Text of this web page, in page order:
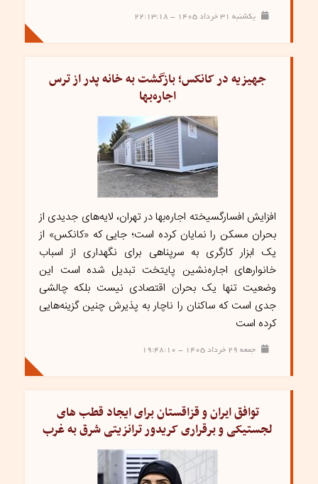
یکشنبه ۳۱ خرداد ۱۴۰۵ - ۲۲:۱۳:۱۸
جهیزیه در کانکس؛ بازگشت به خانه پدر از ترس
اجاره‌بها
افزایش افسارگسیخته اجاره‌بها در تهران، لایه‌های جدیدی از
بحران مسکن را نمایان کرده است؛ جایی که «کانکس» از
یک ابزار کارگری به سرپناهی برای نگهداری از اسباب
خانوارهای اجاره‌نشین پایتخت تبدیل شده است این
وضعیت تنها یک بحران اقتصادی نیست بلکه چالشی
جدی است که ساکنان را ناچار به پذیرش چنین گزینه‌هایی
کرده است
جمعه ۲۹ خرداد ۱۴۰۵ - ۱۹:۴۸:۱۰
توافق ایران و قزاقستان برای ایجاد قطب های
لجستیکی و برقراری کریدور ترانزیتی شرق به غرب